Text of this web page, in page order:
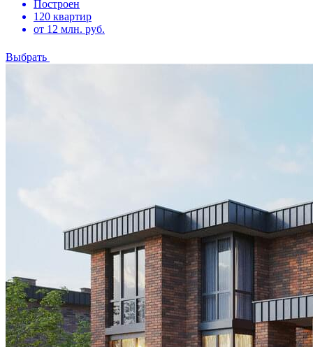
Построен
120 квартир
от 12 млн. руб.
Выбрать